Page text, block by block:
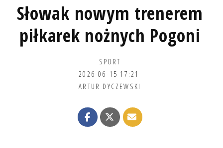
Słowak nowym trenerem
piłkarek nożnych Pogoni
SPORT
2026-06-15 17:21
ARTUR DYCZEWSKI